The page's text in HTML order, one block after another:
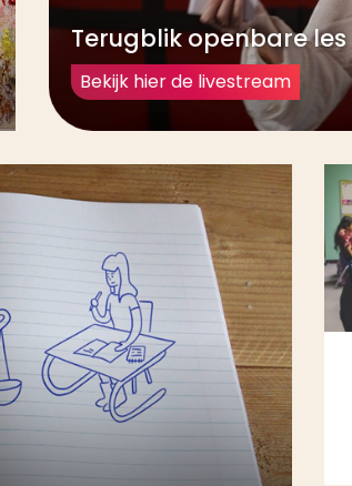
Terugblik openbare les
Bekijk hier de livestream